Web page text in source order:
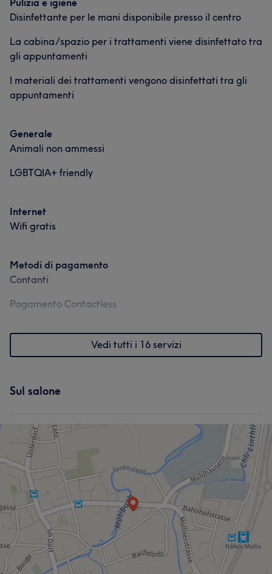
Pulizia e igiene
Disinfettante per le mani disponibile presso il centro
La cabina/spazio per i trattamenti viene disinfettato tra
gli appuntamenti
I materiali dei trattamenti vengono disinfettati tra gli
appuntamenti
Generale
Animali non ammessi
LGBTQIA+ friendly
Internet
Wifi gratis
Metodi di pagamento
Contanti
Pagamento Contactless
Vedi tutti i 16 servizi
Sul salone